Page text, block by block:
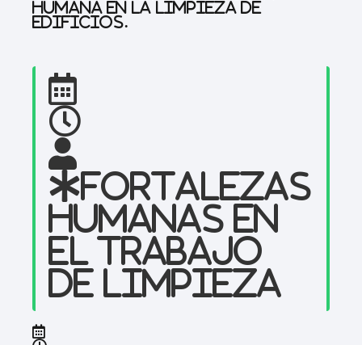
humana en la limpieza de
edificios.
Fortalezas
humanas en
el trabajo
de limpieza